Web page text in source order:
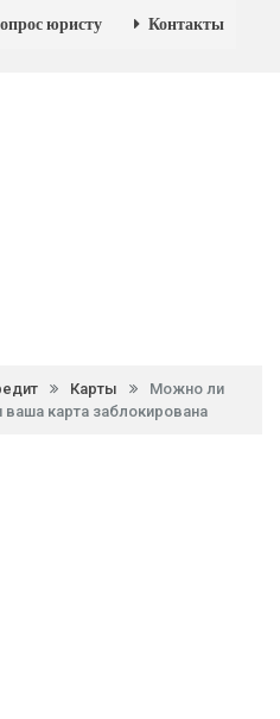
юристу Контакты
Карты
Можно ли
ваша карта заблокирована